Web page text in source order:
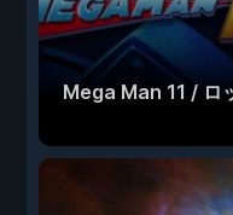
Mega Man 11 / ロ